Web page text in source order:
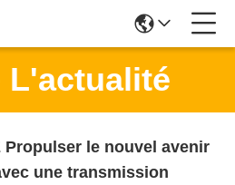
L'actualité
Propulser le nouvel avenir
une transmission